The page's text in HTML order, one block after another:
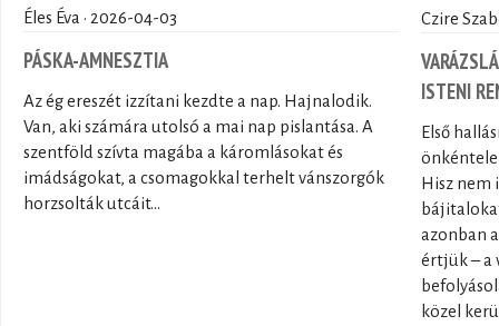
Éles Éva · 2026-04-03
PÁSKA-AMNESZTIA
Az ég ereszét izzítani kezdte a nap. Hajnalodik.
Van, aki számára utolsó a mai nap pislantása. A
szentföld szívta magába a káromlásokat és
imádságokat, a csomagokkal terhelt vánszorgók
horzsolták utcáit...
Czire
ISTENI
Első
Hisz nem
azonban
értjük – a
közel